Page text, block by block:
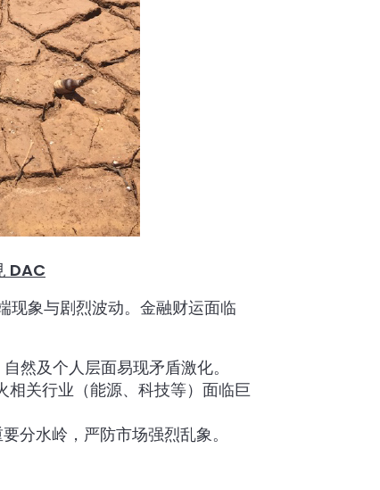
DAC
象与剧烈波动。金融财运面临
然及个人层面易现矛盾激化。
关行业（能源、科技等）面临巨
分水岭，严防市场强烈乱象。